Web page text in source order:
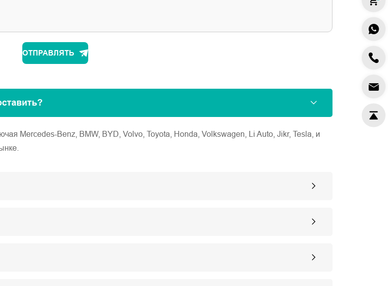
ОТПРАВЛЯТЬ
Mercedes-Benz, BMW, BYD, Volvo, Toyota, Honda, Volkswagen, Li Auto, Jikr, Tesla, и